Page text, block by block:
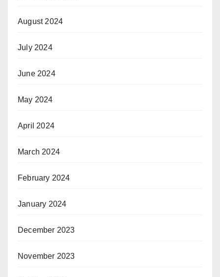
August 2024
July 2024
June 2024
May 2024
April 2024
March 2024
February 2024
January 2024
December 2023
November 2023